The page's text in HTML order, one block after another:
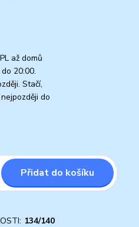
až domů
20:00.
Stačí,
do
Přidat do košíku
134/140